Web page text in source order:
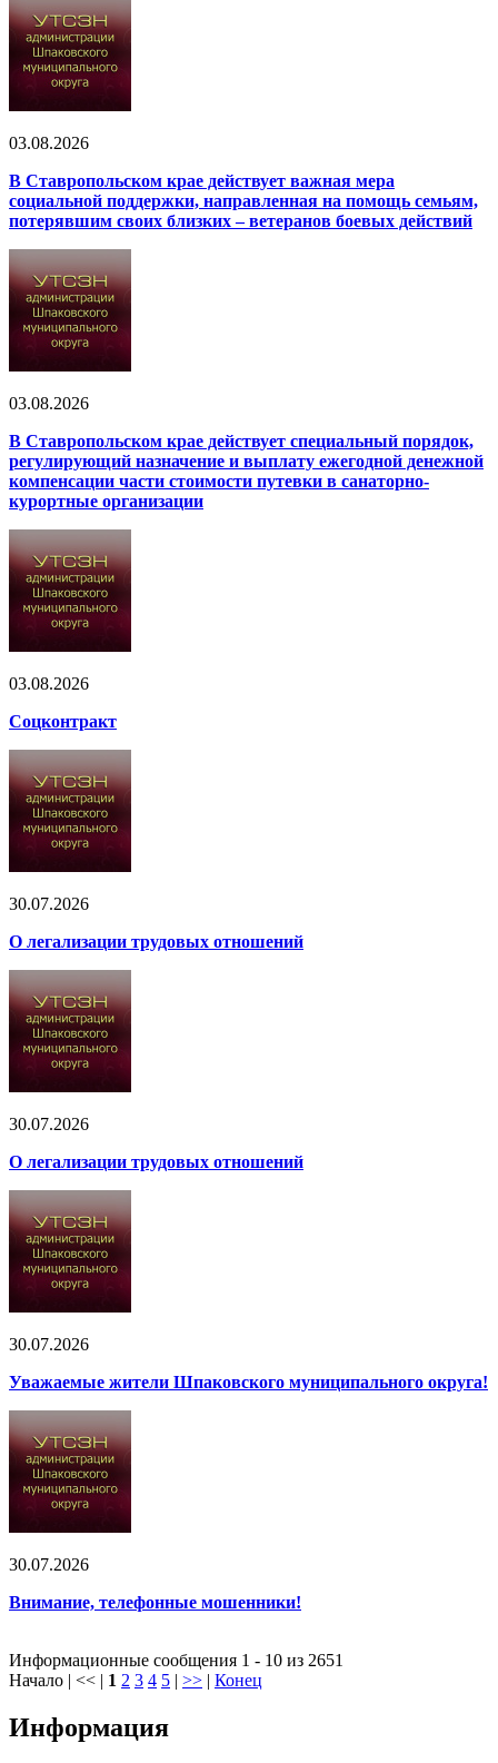
03.08.2026
В Ставропольском крае действует важная мера
социальной поддержки, направленная на помощь семьям,
потерявшим своих близких – ветеранов боевых действий
03.08.2026
В Ставропольском крае действует специальный порядок,
регулирующий назначение и выплату ежегодной денежной
компенсации части стоимости путевки в санаторно-
курортные организации
03.08.2026
Соцконтракт
30.07.2026
О легализации трудовых отношений
30.07.2026
О легализации трудовых отношений
30.07.2026
Уважаемые жители Шпаковского муниципального округа!
30.07.2026
Внимание, телефонные мошенники!
Информационные сообщения 1 - 10 из 2651
Начало | << | 1 2 3 4 5 | >> | Конец
Информация